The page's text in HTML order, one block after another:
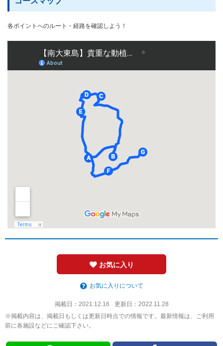
各ポイントへのルート・経路を確認しよう！
お気に入り
お気に入りについて
掲載日： 2021.12.16 更新日： 2022.11.28
※掲載内容は、掲載日もしくは更新日時点での情報です。最新情報は、ご利用
前に各施設などにご確認下さい。